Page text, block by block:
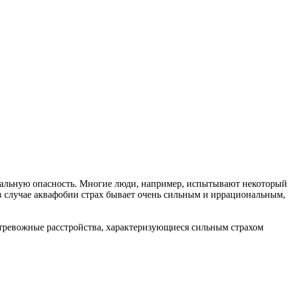
опасность. Многие люди, например, испытывают некоторый
аквафобии страх бывает очень сильным и иррациональным,
расстройства, характеризующиеся сильным страхом